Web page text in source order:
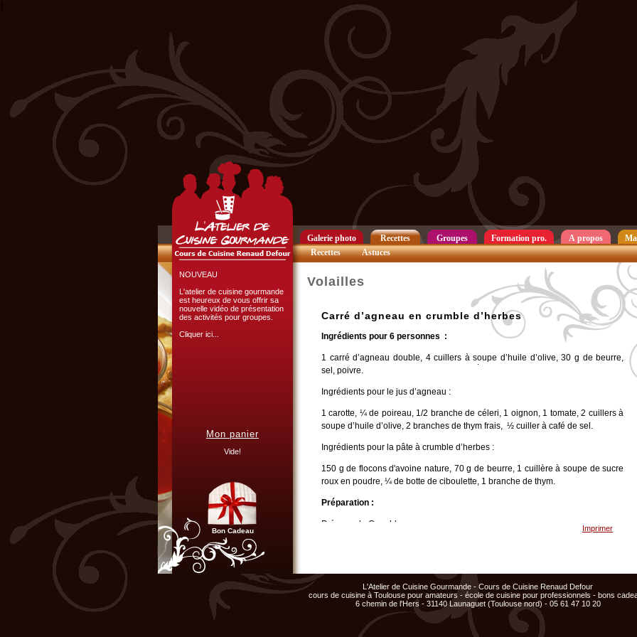
!
Galerie photo Recettes Groupes Formation pro. A propos
Recettes
Astuces
Club Privilège
Inscrivez-vous à notre
Club Privilège
pour recevoir par mail
toutes les nouveautés
du site.
Cliquer ici...
NOUVEAU
L'atelier de cuisine gourmande
est heureux de vous offrir sa
nouvelle vidéo de présentation
des activités pour groupes.
Cliquer ici...
PARTICIPATIF :
Vous organisez un repas de
famille, entre amis, un mariage,
Cliquer ici...
Chef d'entreprise, responsable
de groupe...
Organisez un repas de fin
d'année original, atelier cuisine
pour votre équipe !
Mon panier
Vide!
Bon Cadeau
Volailles
Carré d’agneau en crumble d’herbes
Ingrédients pour 6 personnes :
1 carré d’agneau double, 4 cuillers à soupe d’huile d’olive, 30 g de beurre,
sel, poivre.
Ingrédients pour le jus d’agneau :
1 carotte, ¼ de poireau, 1/2 branche de céleri, 1 oignon, 1 tomate, 2 cuillers à
soupe d’huile d’olive, 2 branches de thym frais, ½ cuiller à café de sel.
Ingrédients pour la pâte à crumble d’herbes :
150 g de flocons d'avoine nature, 70 g de beurre, 1 cuillère à soupe de sucre
roux en poudre, ¼ de botte de ciboulette, 1 branche de thym.
Préparation :
Préparez le Crumble :
vous obteniez un mélange grumeleux (attention, il ne faut pas que le mélange
devienne une pâte).
Préparation du filet d’agneau :
Imprimer
L'Atelier de Cuisine Gourmande - Cours de Cuisine Renaud Defour
cours de cuisine à Toulouse pour amateurs - école de cuisine pour professionnels - bons
6 chemin de l'Hers - 31140 Launaguet (Toulouse nord) - 05 61 47 10 20
panier
panier